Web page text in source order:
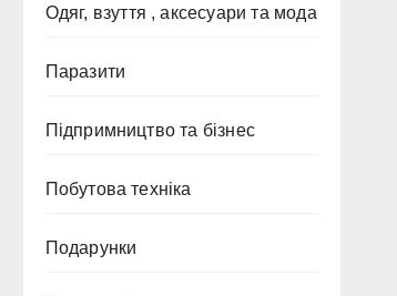
Одяг, взуття , аксесуари та мода
Паразити
Підпримництво та бізнес
Побутова техніка
Подарунки